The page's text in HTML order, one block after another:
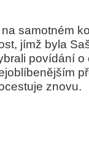
na samotném
jímž byla
povídání o
znovu.